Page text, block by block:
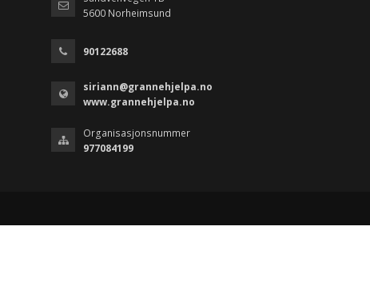
5600 Norheimsund
90122688
siriann@grannehjelpa.no
www.grannehjelpa.no
Organisasjonsnummer
977084199